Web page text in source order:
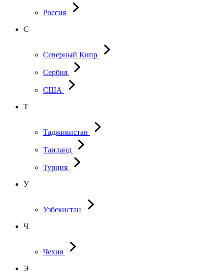
Россия
С
Северный Кипр
Сербия
США
Т
Таджикистан
Таиланд
Турция
У
Узбекистан
Ч
Чехия
Э